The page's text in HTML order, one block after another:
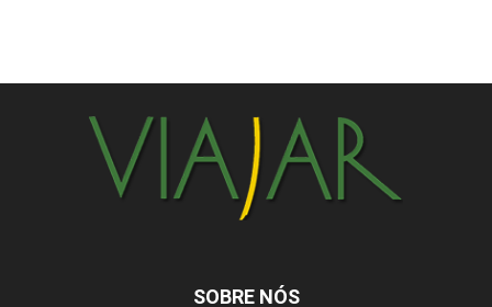
SOBRE NÓS